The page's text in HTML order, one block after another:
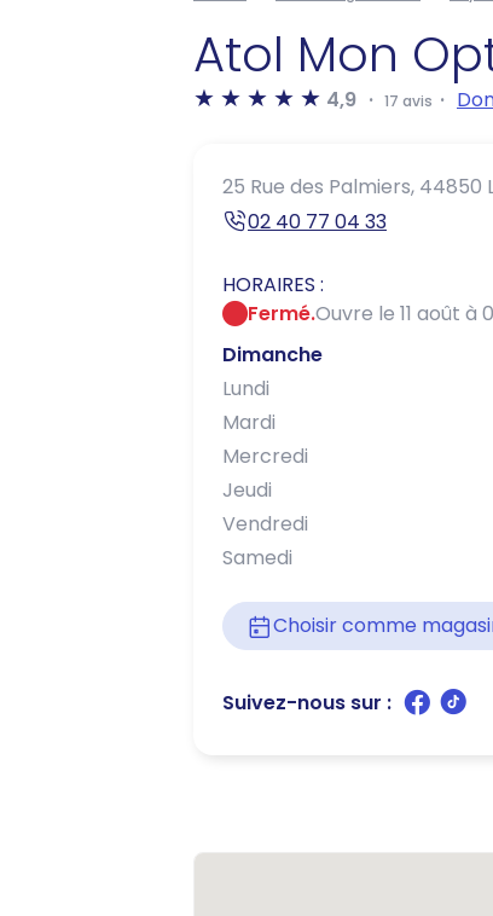
Atol Mon
4,9 17 avis
25 Rue des Palmiers, 44850
02 40 77 04 33
HORAIRES :
Fermé.Ouvre le 11 août à
Dimanche
Lundi
Mardi
Mercredi
Jeudi
Vendredi
Samedi
Choisir comme
Suivez-nous sur :